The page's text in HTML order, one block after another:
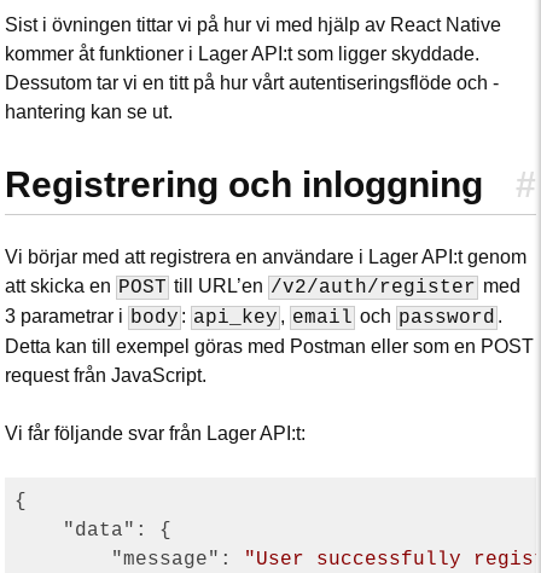
Sist i övningen tittar vi på hur vi med hjälp av React Native
kommer åt funktioner i Lager API:t som ligger skyddade.
Dessutom tar vi en titt på hur vårt autentiseringsflöde och -
hantering kan se ut.
#
Registrering och inloggning
Vi börjar med att registrera en användare i Lager API:t genom
att skicka en POST till URL’en /v2/auth/register med
3 parametrar i body : api_key , email och password .
Detta kan till exempel göras med Postman eller som en POST
request från JavaScript.
Vi får följande svar från Lager API:t:
{
"data" : {
"message" :
"User successfully